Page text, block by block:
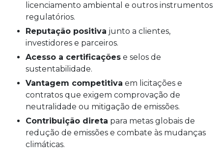
licenciamento ambiental e outros instrumentos
regulatórios.
Reputação positiva junto a clientes,
investidores e parceiros.
Acesso a certificações e selos de
sustentabilidade.
Vantagem competitiva em licitações e
contratos que exigem comprovação de
neutralidade ou mitigação de emissões.
Contribuição direta para metas globais de
redução de emissões e combate às mudanças
climáticas.